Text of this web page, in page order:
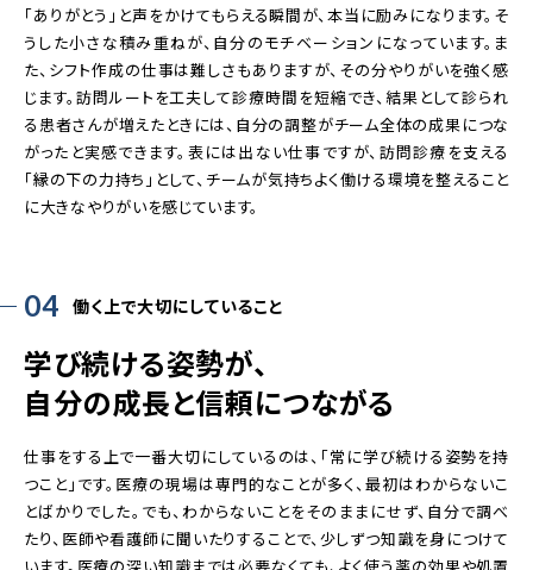
「ありがとう」と声をかけてもらえる瞬間が、本当に励みになります。そ
うした小さな積み重ねが、自分のモチベーションになっています。ま
た、シフト作成の仕事は難しさもありますが、その分やりがいを強く感
じます。訪問ルートを工夫して診療時間を短縮でき、結果として診られ
る患者さんが増えたときには、自分の調整がチーム全体の成果につな
がったと実感できます。表には出ない仕事ですが、訪問診療を支える
「縁の下の力持ち」として、チームが気持ちよく働ける環境を整えること
に大きなやりがいを感じています。
04 働く上で大切にしていること
学び続ける姿勢が、
自分の成長と信頼につながる
仕事をする上で一番大切にしているのは、「常に学び続ける姿勢を持
つこと」です。医療の現場は専門的なことが多く、最初はわからないこ
とばかりでした。でも、わからないことをそのままにせず、自分で調べ
たり、医師や看護師に聞いたりすることで、少しずつ知識を身につけて
います。医療の深い知識までは必要なくても、よく使う薬の効果や処置